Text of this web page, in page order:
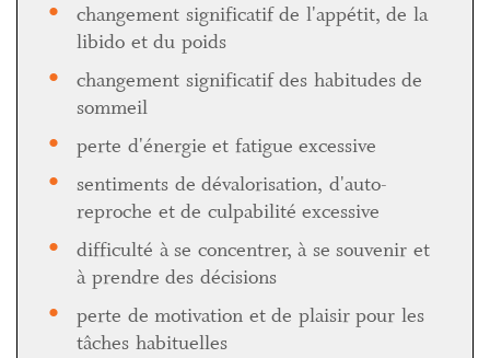
changement significatif de l'appétit, de la
libido et du poids
changement significatif des habitudes de
sommeil
perte d'énergie et fatigue excessive
sentiments de dévalorisation, d'auto-
reproche et de culpabilité excessive
difficulté à se concentrer, à se souvenir et
à prendre des décisions
perte de motivation et de plaisir pour les
tâches habituelles